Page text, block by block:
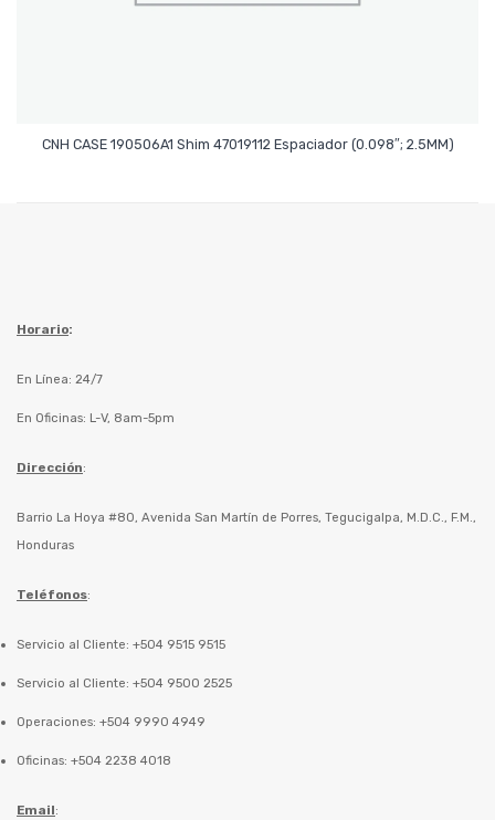
CNH CASE 190506A1 Shim 47019112 Espaciador (0.098″; 2.5MM)
Horario:
En Línea: 24/7
En Oficinas: L-V, 8am-5pm
Dirección:
Barrio La Hoya #80, Avenida San Martín de Porres, Tegucigalpa, M.D.C., F.M.,
Honduras
Teléfonos:
Servicio al Cliente: +504 9515 9515
Servicio al Cliente: +504 9500 2525
Operaciones: +504 9990 4949
Oficinas: +504 2238 4018
Email: